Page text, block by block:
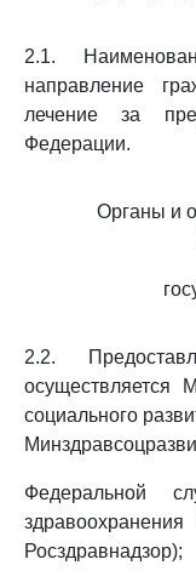
2.1.
направление
лечение за
Федерации.
Органы и
2.2.
осуществляется
социального
Федеральной
Росздравнадзор);